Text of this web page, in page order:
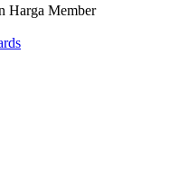
Harga Member